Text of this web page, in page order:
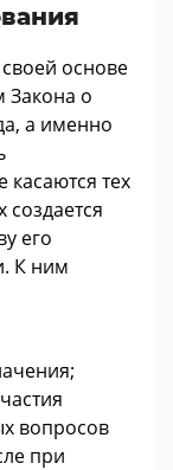
основе
Закона о
а именно
тех
его
К ним
вопросов
при